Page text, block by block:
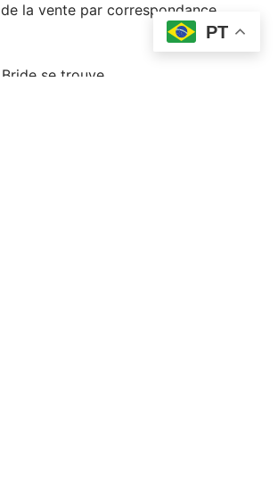
la vente par correspondance
se trouve
PT